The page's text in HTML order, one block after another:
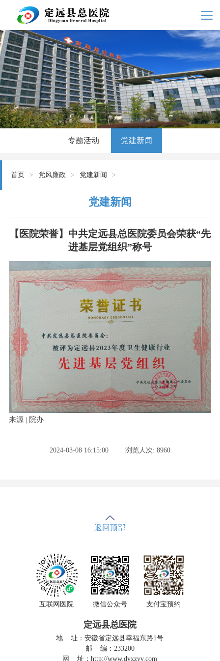
专题活动 党建新闻
首页 > 党风廉政 > 党建新闻 >
党建新闻
【医院荣誉】中共定远县总医院委员会荣获“先
进基层党组织”称号
来源 | 院办
2024-03-08 16:15:00 浏览人次: 8960
返回顶部
互联网医院 微信公众号 支付宝预约
定远县总医院
地 址：安徽省定远县幸福东路1号
邮 编：233200
网 址：http://www.dyxzyy.com